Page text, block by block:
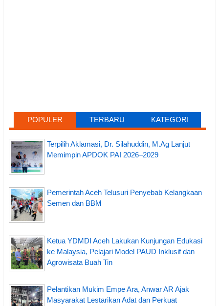
POPULER TERBARU KATEGORI
Terpilih Aklamasi, Dr. Silahuddin, M.Ag Lanjut
Memimpin APDOK PAI 2026–2029
Pemerintah Aceh Telusuri Penyebab Kelangkaan
Semen dan BBM
Ketua YDMDI Aceh Lakukan Kunjungan Edukasi
ke Malaysia, Pelajari Model PAUD Inklusif dan
Agrowisata Buah Tin
Pelantikan Mukim Empe Ara, Anwar AR Ajak
Masyarakat Lestarikan Adat dan Perkuat